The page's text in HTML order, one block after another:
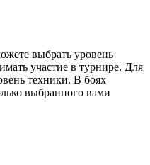
выбрать уровень
участие в турнире. Для
техники. В боях
выбранного вами